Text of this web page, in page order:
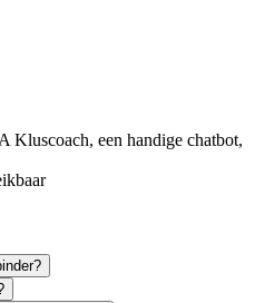
een handige chatbot,